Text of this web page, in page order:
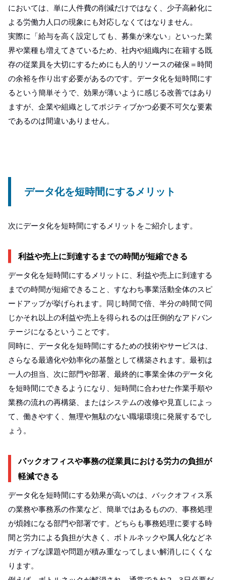
においては、単に人件費の削減だけではなく、少子高齢化に
よる労働力人口の現象にも対応しなくてはなりません。
実際に「給与を高く設定しても、募集が来ない」といった業
界や業種も増えてきているため、社内や組織内に在籍する既
存の従業員を大切にするためにも人的リソースの確保＝時間
の余裕を作り出す必要があるのです。データ化を短時間にす
るという簡単そうで、効果が薄いように感じる改善ではあり
ますが、企業や組織としてポジティブかつ必要不可欠な要素
であるのは間違いありません。
データ化を短時間にするメリット
次にデータ化を短時間にするメリットをご紹介します。
利益や売上に到達するまでの時間が短縮できる
データ化を短時間にするメリットに、利益や売上に到達する
までの時間が短縮できること、すなわち事業活動全体のスピ
ードアップが挙げられます。同じ時間で倍、半分の時間で同
じかそれ以上の利益や売上を得られるのは圧倒的なアドバン
テージになるということです。
同時に、データ化を短時間にするための技術やサービスは、
さらなる最適化や効率化の基盤として構築されます。最初は
一人の担当、次に部門や部署、最終的に事業全体のデータ化
を短時間にできるようになり、短時間に合わせた作業手順や
業務の流れの再構築、またはシステムの改修や見直しによっ
て、働きやすく、無理や無駄のない職場環境に発展するでし
ょう。
バックオフィスや事務の従業員における労力の負担が
軽減できる
データ化を短時間にする効果が高いのは、バックオフィス系
の業務や事務系の作業など、簡単ではあるものの、事務処理
が煩雑になる部門や部署です。どちらも事務処理に要する時
間と労力による負担が大きく、ボトルネックや属人化などネ
ガティブな課題や問題が積み重なってしまい解消しにくくな
ります。